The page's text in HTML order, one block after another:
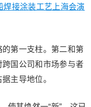
接涂装工艺上海会演
第一支柱。第二和第
国公司和市场参与者
主导地位。